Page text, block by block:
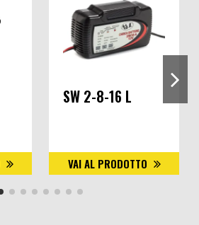
SW 2-8-16 L
VAI AL PRODOTTO